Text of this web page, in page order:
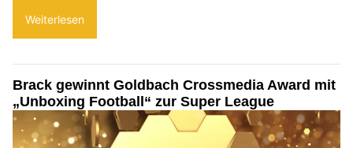
Weiterlesen
Brack gewinnt Goldbach Crossmedia Award mit
„Unboxing Football“ zur Super League